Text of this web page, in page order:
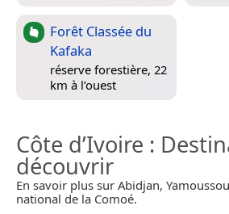
Forêt Classée du
Kafaka
réserve forestière, 22
km à l’ouest
Côte d’Ivoire :
découvrir
En savoir plus sur Abidjan,
national de la Comoé.